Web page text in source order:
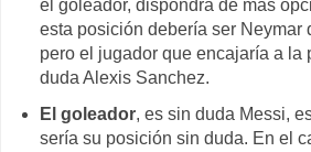
el goleador, dispondrá de más
esta posición debería ser Neymar
pero el jugador que encajaría a la
duda Alexis Sanchez.
El goleador, es sin duda Messi,
sería su posición sin duda. En el